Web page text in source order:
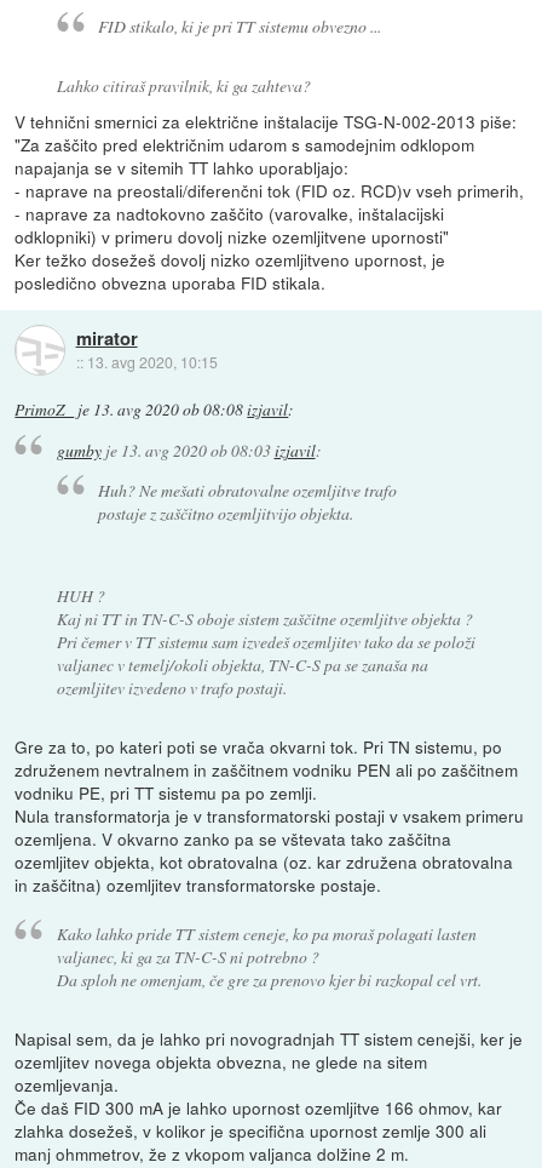
FID stikalo, ki je pri TT sistemu obvezno ...
Lahko citiraš pravilnik, ki ga zahteva?
V tehnični smernici za električne inštalacije TSG-N-002-2013 piše:
"Za zaščito pred električnim udarom s samodejnim odklopom
napajanja se v sitemih TT lahko uporabljajo:
- naprave na preostali/diferenčni tok (FID oz. RCD)v vseh primerih,
- naprave za nadtokovno zaščito (varovalke, inštalacijski
odklopniki) v primeru dovolj nizke ozemljitvene upornosti"
Ker težko dosežeš dovolj nizko ozemljitveno upornost, je
posledično obvezna uporaba FID stikala.
mirator
:: 13. avg 2020, 10:15
PrimoZ_ je 13. avg 2020 ob 08:08izjavil:
gumbyje 13. avg 2020 ob 08:03izjavil:
Huh? Ne mešati obratovalne ozemljitve trafo
postaje z zaščitno ozemljitvijo objekta.
HUH ?
Kaj ni TT in TN-C-S oboje sistem zaščitne ozemljitve objekta ?
Pri čemer v TT sistemu sam izvedeš ozemljitev tako da se položi
valjanec v temelj/okoli objekta, TN-C-S pa se zanaša na
ozemljitev izvedeno v trafo postaji.
Gre za to, po kateri poti se vrača okvarni tok. Pri TN sistemu, po
združenem nevtralnem in zaščitnem vodniku PEN ali po zaščitnem
vodniku PE, pri TT sistemu pa po zemlji.
Nula transformatorja je v transformatorski postaji v vsakem primeru
ozemljena. V okvarno zanko pa se vštevata tako zaščitna
ozemljitev objekta, kot obratovalna (oz. kar združena obratovalna
in zaščitna) ozemljitev transformatorske postaje.
Kako lahko pride TT sistem ceneje, ko pa moraš polagati lasten
valjanec, ki ga za TN-C-S ni potrebno ?
Da sploh ne omenjam, če gre za prenovo kjer bi razkopal cel vrt.
Napisal sem, da je lahko pri novogradnjah TT sistem cenejši, ker je
ozemljitev novega objekta obvezna, ne glede na sitem
ozemljevanja.
Če daš FID 300 mA je lahko upornost ozemljitve 166 ohmov, kar
zlahka dosežeš, v kolikor je specifična upornost zemlje 300 ali
manj ohmmetrov, že z vkopom valjanca dolžine 2 m.